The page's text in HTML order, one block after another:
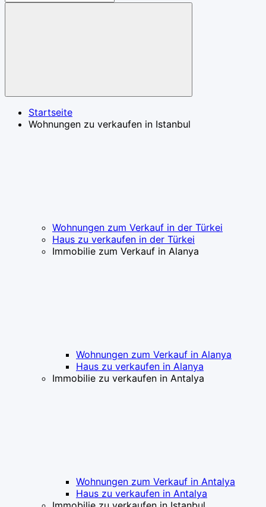
Startseite
Wohnungen zu verkaufen in Istanbul
Wohnungen zum Verkauf in der Türkei
Haus zu verkaufen in der Türkei
Immobilie zum Verkauf in Alanya
Wohnungen zum Verkauf in Alanya
Haus zu verkaufen in Alanya
Immobilie zu verkaufen in Antalya
Wohnungen zum Verkauf in Antalya
Haus zu verkaufen in Antalya